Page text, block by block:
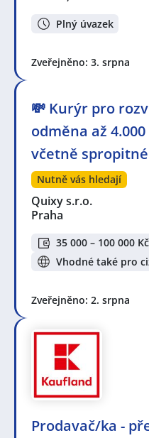
Plný úvazek
Zveřejněno: 3. srpna
💸 Kurýr pro
odměna až
včetně
Nutně vás hledají
Quixy s.r.o.
Praha
35 000 – 100 000 Kč
Vhodné také pro
Zveřejněno: 2. srpna
Prodavač/ka -